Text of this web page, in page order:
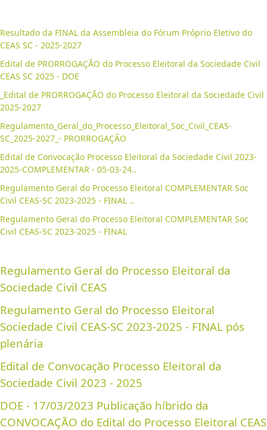
Resultado da FINAL da Assembleia do Fórum Próprio Eletivo do
CEAS SC - 2025-2027
Edital de PRORROGAÇÃO do Processo Eleitoral da Sociedade Civil
CEAS SC 2025 - DOE
_Edital de PRORROGAÇÃO do Processo Eleitoral da Sociedade Civil
2025-2027
Regulamento_Geral_do_Processo_Eleitoral_Soc_Civil_CEAS-
SC_2025-2027_- PRORROGAÇÃO
Edital de Convocação Processo Eleitoral da Sociedade Civil 2023-
2025-COMPLEMENTAR - 05-03-24..
Regulamento Geral do Processo Eleitoral COMPLEMENTAR Soc
Civil CEAS-SC 2023-2025 - FINAL ..
Regulamento Geral do Processo Eleitoral COMPLEMENTAR Soc
Civil CEAS-SC 2023-2025 - FINAL
Regulamento Geral do Processo Eleitoral da
Sociedade Civil CEAS
Regulamento Geral do Processo Eleitoral
Sociedade Civil CEAS-SC 2023-2025 - FINAL pós
plenária
Edital de Convocação Processo Eleitoral da
Sociedade Civil 2023 - 2025
DOE - 17/03/2023 Publicação híbrido da
CONVOCAÇÃO do Edital do Processo Eleitoral CEAS